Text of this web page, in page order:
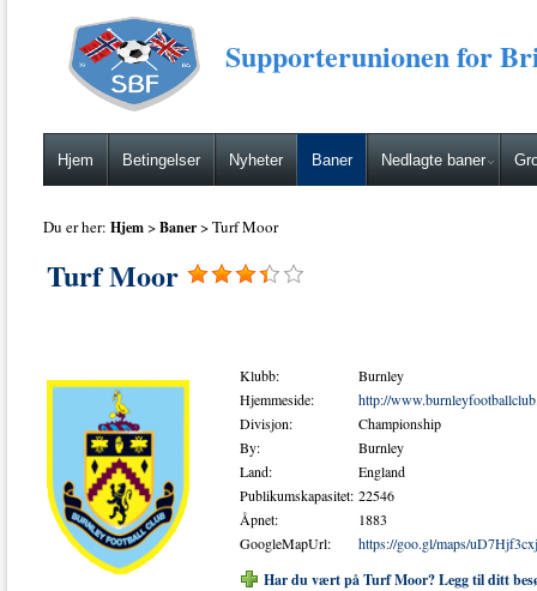
Supporterunionen for
Hjem Betingelser Nyheter Baner Nedlagte baner
Du er her: Hjem>Baner> Turf Moor
Turf Moor
Klubb:
Burnley
Hjemmeside:
http://
Divisjon:
Championship
By:
Burnley
Land:
England
Publikumskapasitet: 22546
Åpnet:
1883
GoogleMapUrl:
https://goo.gl/maps/
Har du vært på Turf Moor? Legg til ditt